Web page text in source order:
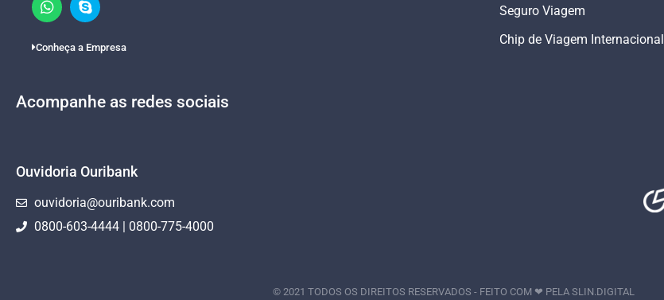
Conheça a Empresa
Seguro Viagem
Chip de Viagem Internacional
Acompanhe as redes sociais
Ouvidoria Ouribank
ouvidoria@ouribank.com
0800-603-4444 | 0800-775-4000
© 2021 TODOS OS DIREITOS RESERVADOS - FEITO COM ❤ PELA SLIN.DIGITAL